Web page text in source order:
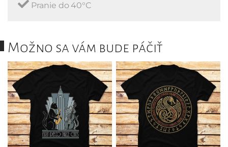
Pranie do 40°C
Možno sa vám bude páčiť